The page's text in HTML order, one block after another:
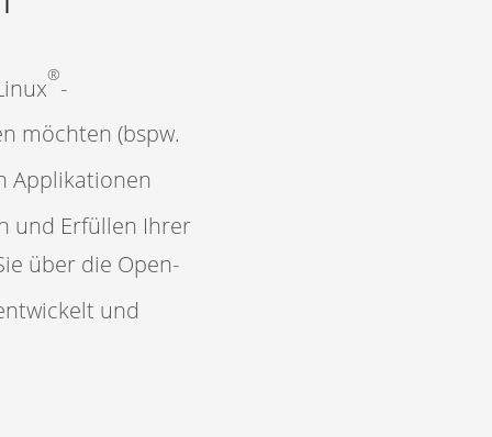
®-
möchten (bspw.
Applikationen
und Erfüllen Ihrer
über die Open-
und